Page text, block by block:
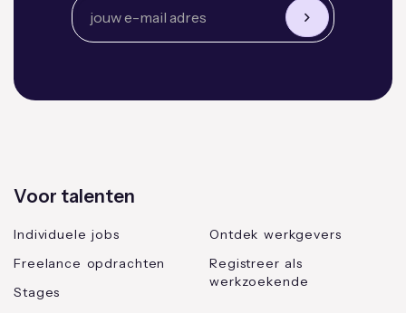
Voor talenten
Individuele jobs
Freelance opdrachten
Stages
Ontdek werkgevers
Registreer als
werkzoekende